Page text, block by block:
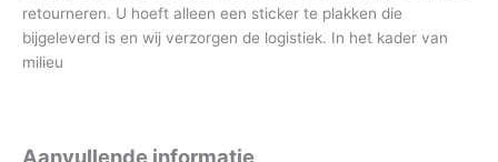
retourneren. U hoeft alleen een sticker te plakken die
bijgeleverd is en wij verzorgen de logistiek. In het kader van
milieu
Aanvullende informatie